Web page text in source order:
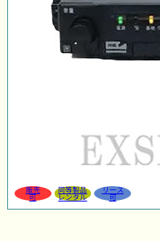
販売
可
同等製品
レンタル
リース
可